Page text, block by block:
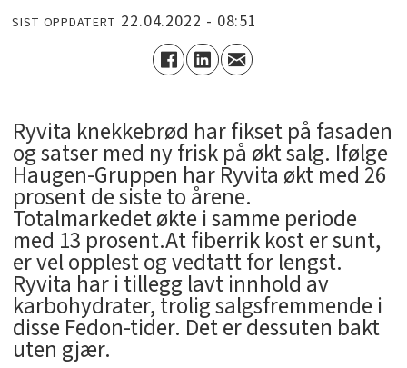
SIST OPPDATERT 22.04.2022 - 08:51
Ryvita knekkebrød har fikset på fasaden
og satser med ny frisk på økt salg. Ifølge
Haugen-Gruppen har Ryvita økt med 26
prosent de siste to årene.
Totalmarkedet økte i samme periode
med 13 prosent.At fiberrik kost er sunt,
er vel opplest og vedtatt for lengst.
Ryvita har i tillegg lavt innhold av
karbohydrater, trolig salgsfremmende i
disse Fedon-tider. Det er dessuten bakt
uten gjær.